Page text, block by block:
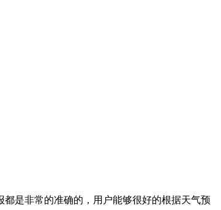
是非常的准确的，用户能够很好的根据天气预